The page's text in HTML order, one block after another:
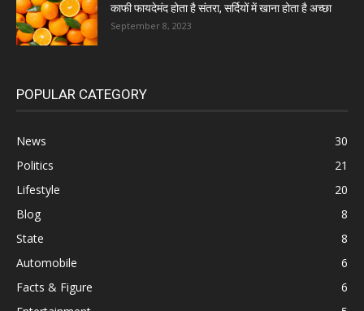
काफी फायदेमंद होता है संतरा, सर्दियों में खाना होता है अच्छा
September 8, 2023
POPULAR CATEGORY
News
30
Politics
21
Lifestyle
20
Blog
8
State
8
Automobile
6
Facts & Figure
6